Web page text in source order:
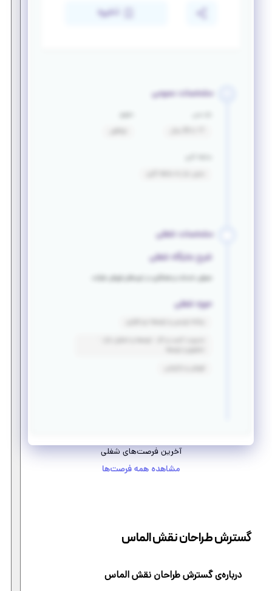
ذخیره
مشخصات عمومی
مشخصات شغلی
شرح جایگاه شغلی
حوزه شغلی
آخرین فرصت‌های شغلی
مشاهده همه فرصت‌ها
گسترش طراحان نقش الماس
درباره‌ی گسترش طراحان نقش الماس